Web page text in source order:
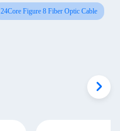
24Core Figure 8 Fiber Optic Cable